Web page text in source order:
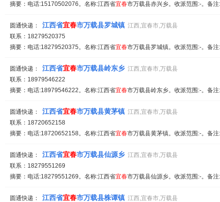
摘要：电话:15170502076。名称:江西省宜春市万载县赤兴乡。收派范围:-。备
圆通快递： 江西省宜春市万载县罗城镇 江西,宜春市,万载县
联系：18279520375
摘要：电话:18279520375。名称:江西省宜春市万载县罗城镇。收派范围:-。备
圆通快递： 江西省宜春市万载县岭东乡 江西,宜春市,万载县
联系：18979546222
摘要：电话:18979546222。名称:江西省宜春市万载县岭东乡。收派范围:-。备
圆通快递： 江西省宜春市万载县黄茅镇 江西,宜春市,万载县
联系：18720652158
摘要：电话:18720652158。名称:江西省宜春市万载县黄茅镇。收派范围:-。备
圆通快递： 江西省宜春市万载县仙源乡 江西,宜春市,万载县
联系：18279551269
摘要：电话:18279551269。名称:江西省宜春市万载县仙源乡。收派范围:-。备
圆通快递： 江西省宜春市万载县株谭镇 江西,宜春市,万载县